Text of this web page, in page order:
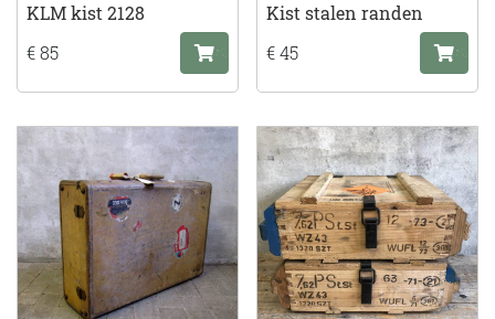
KLM kist 2128
€ 85
Kist stalen randen
€ 45